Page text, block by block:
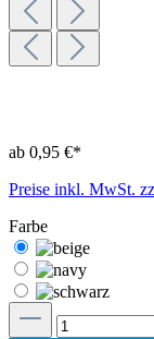
ab 0,95 €*
Preise inkl. MwSt.
Farbe